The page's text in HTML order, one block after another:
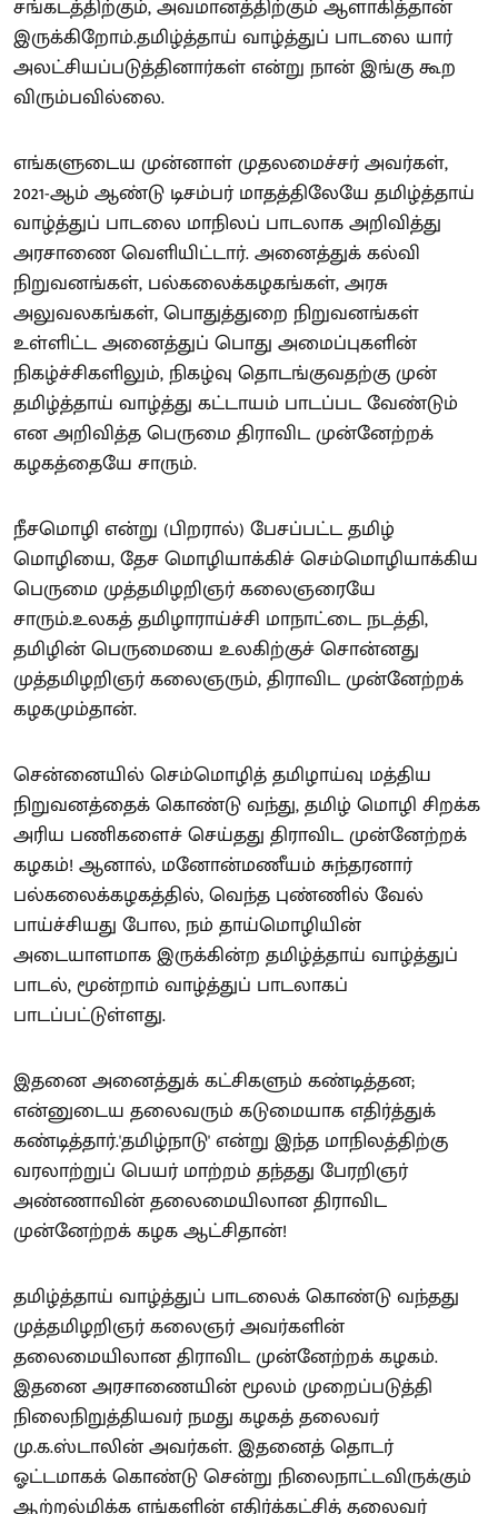
சங்கடத்திற்கும், அவமானத்திற்கும் ஆளாகித்தான்
இருக்கிறோம்.தமிழ்த்தாய் வாழ்த்துப் பாடலை யார்
அலட்சியப்படுத்தினார்கள் என்று நான் இங்கு கூற
விரும்பவில்லை.
எங்களுடைய முன்னாள் முதலமைச்சர் அவர்கள்,
2021-ஆம் ஆண்டு டிசம்பர் மாதத்திலேயே தமிழ்த்தாய்
வாழ்த்துப் பாடலை மாநிலப் பாடலாக அறிவித்து
அரசாணை வெளியிட்டார். அனைத்துக் கல்வி
நிறுவனங்கள், பல்கலைக்கழகங்கள், அரசு
அலுவலகங்கள், பொதுத்துறை நிறுவனங்கள்
உள்ளிட்ட அனைத்துப் பொது அமைப்புகளின்
நிகழ்ச்சிகளிலும், நிகழ்வு தொடங்குவதற்கு முன்
தமிழ்த்தாய் வாழ்த்து கட்டாயம் பாடப்பட வேண்டும்
என அறிவித்த பெருமை திராவிட முன்னேற்றக்
கழகத்தையே சாரும்.
நீசமொழி என்று (பிறரால்) பேசப்பட்ட தமிழ்
மொழியை, தேச மொழியாக்கிச் செம்மொழியாக்கிய
பெருமை முத்தமிழறிஞர் கலைஞரையே
சாரும்.உலகத் தமிழாராய்ச்சி மாநாட்டை நடத்தி,
தமிழின் பெருமையை உலகிற்குச் சொன்னது
முத்தமிழறிஞர் கலைஞரும், திராவிட முன்னேற்றக்
கழகமும்தான்.
சென்னையில் செம்மொழித் தமிழாய்வு மத்திய
நிறுவனத்தைக் கொண்டு வந்து, தமிழ் மொழி சிறக்க
அரிய பணிகளைச் செய்தது திராவிட முன்னேற்றக்
கழகம்! ஆனால், மனோன்மணீயம் சுந்தரனார்
பல்கலைக்கழகத்தில், வெந்த புண்ணில் வேல்
பாய்ச்சியது போல, நம் தாய்மொழியின்
அடையாளமாக இருக்கின்ற தமிழ்த்தாய் வாழ்த்துப்
பாடல், மூன்றாம் வாழ்த்துப் பாடலாகப்
பாடப்பட்டுள்ளது.
இதனை அனைத்துக் கட்சிகளும் கண்டித்தன;
என்னுடைய தலைவரும் கடுமையாக எதிர்த்துக்
கண்டித்தார்.'தமிழ்நாடு' என்று இந்த மாநிலத்திற்கு
வரலாற்றுப் பெயர் மாற்றம் தந்தது பேரறிஞர்
அண்ணாவின் தலைமையிலான திராவிட
முன்னேற்றக் கழக ஆட்சிதான்!
தமிழ்த்தாய் வாழ்த்துப் பாடலைக் கொண்டு வந்தது
முத்தமிழறிஞர் கலைஞர் அவர்களின்
தலைமையிலான திராவிட முன்னேற்றக் கழகம்.
இதனை அரசாணையின் மூலம் முறைப்படுத்தி
நிலைநிறுத்தியவர் நமது கழகத் தலைவர்
மு.க.ஸ்டாலின் அவர்கள். இதனைத் தொடர்
ஓட்டமாகக் கொண்டு சென்று நிலைநாட்டவிருக்கும்
ஆற்றல்மிக்க எங்களின் எதிர்க்கட்சித் தலைவர்